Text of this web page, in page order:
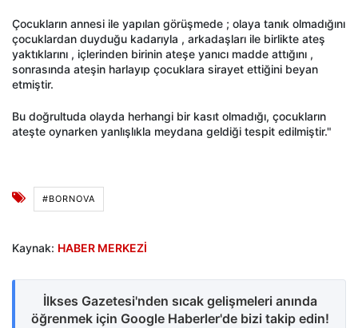
Çocukların annesi ile yapılan görüşmede ; olaya tanık olmadığını
çocuklardan duyduğu kadarıyla , arkadaşları ile birlikte ateş
yaktıklarını , içlerinden birinin ateşe yanıcı madde attığını ,
sonrasında ateşin harlayıp çocuklara sirayet ettiğini beyan
etmiştir.
Bu doğrultuda olayda herhangi bir kasıt olmadığı, çocukların
ateşte oynarken yanlışlıkla meydana geldiği tespit edilmiştir."
#BORNOVA
Kaynak: HABER MERKEZİ
İlkses Gazetesi'nden sıcak gelişmeleri anında
öğrenmek için Google Haberler'de bizi takip edin!